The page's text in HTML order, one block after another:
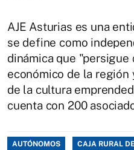
AJE Asturias es una
se define como
dinámica que
económico de la
de la cultura
cuenta con 200
AUTÓNOMOS CAJA RURAL